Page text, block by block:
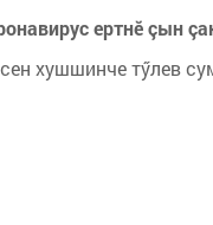
ертнӗ çын
хушшинче тӳлев